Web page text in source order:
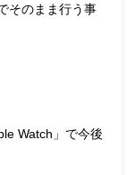
そのまま行う事
Watch」で今後